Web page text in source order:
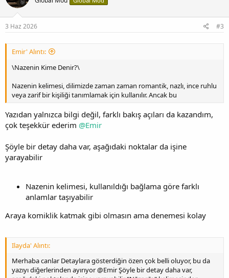
3 Haz 2026 #3
Emir' Alıntı:
\Nazenin Kime Denir?\
Nazenin kelimesi, dilimizde zaman zaman romantik, nazlı, ince ruhlu
veya zarif bir kişiliği tanımlamak için kullanılır. Ancak bu
Yazıdan yalnızca bilgi değil, farklı bakış açıları da kazandım,
çok teşekkür ederim @Emir
Şöyle bir detay daha var, aşağıdaki noktalar da işine
yarayabilir
Nazenin kelimesi, kullanıldığı bağlama göre farklı
anlamlar taşıyabilir
Araya komiklik katmak gibi olmasın ama denemesi kolay
Ilayda' Alıntı:
Merhaba canlar Detaylara gösterdiğin özen çok belli oluyor, bu da
yazıyı diğerlerinden ayırıyor @Emir Şöyle bir detay daha var,